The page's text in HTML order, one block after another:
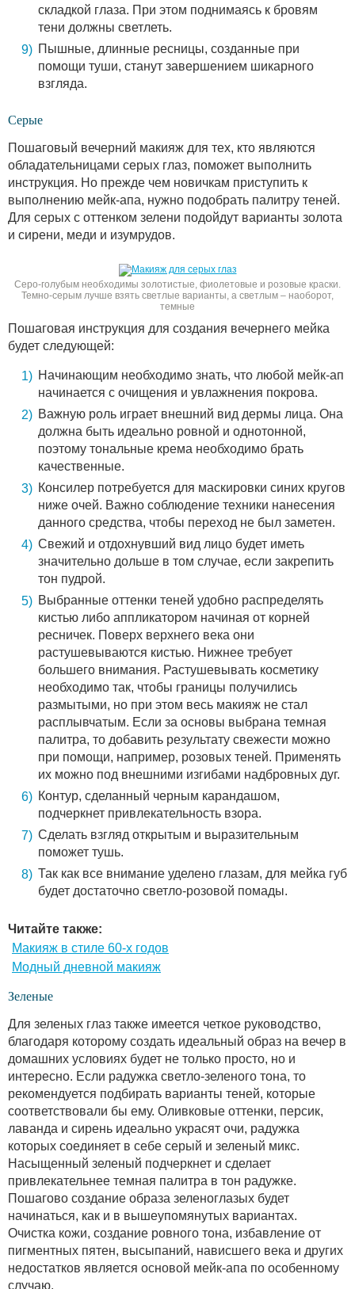
складкой глаза. При этом поднимаясь к бровям
тени должны светлеть.
Пышные, длинные ресницы, созданные при
помощи туши, станут завершением шикарного
взгляда.
Серые
Пошаговый вечерний макияж для тех, кто являются
обладательницами серых глаз, поможет выполнить
инструкция. Но прежде чем новичкам приступить к
выполнению мейк-апа, нужно подобрать палитру теней.
Для серых с оттенком зелени подойдут варианты золота
и сирени, меди и изумрудов.
Серо-голубым необходимы золотистые, фиолетовые и розовые краски.
Темно-серым лучше взять светлые варианты, а светлым – наоборот,
темные
Пошаговая инструкция для создания вечернего мейка
будет следующей:
Начинающим необходимо знать, что любой мейк-ап
начинается с очищения и увлажнения покрова.
Важную роль играет внешний вид дермы лица. Она
должна быть идеально ровной и однотонной,
поэтому тональные крема необходимо брать
качественные.
Консилер потребуется для маскировки синих кругов
ниже очей. Важно соблюдение техники нанесения
данного средства, чтобы переход не был заметен.
Свежий и отдохнувший вид лицо будет иметь
значительно дольше в том случае, если закрепить
тон пудрой.
Выбранные оттенки теней удобно распределять
кистью либо аппликатором начиная от корней
ресничек. Поверх верхнего века они
растушевываются кистью. Нижнее требует
большего внимания. Растушевывать косметику
необходимо так, чтобы границы получились
размытыми, но при этом весь макияж не стал
расплывчатым. Если за основы выбрана темная
палитра, то добавить результату свежести можно
при помощи, например, розовых теней. Применять
их можно под внешними изгибами надбровных дуг.
Контур, сделанный черным карандашом,
подчеркнет привлекательность взора.
Сделать взгляд открытым и выразительным
поможет тушь.
Так как все внимание уделено глазам, для мейка губ
будет достаточно светло-розовой помады.
Читайте также:
Макияж в стиле 60-х годов
Модный дневной макияж
Зеленые
Для зеленых глаз также имеется четкое руководство,
благодаря которому создать идеальный образ на вечер в
домашних условиях будет не только просто, но и
интересно. Если радужка светло-зеленого тона, то
рекомендуется подбирать варианты теней, которые
соответствовали бы ему. Оливковые оттенки, персик,
лаванда и сирень идеально украсят очи, радужка
которых соединяет в себе серый и зеленый микс.
Насыщенный зеленый подчеркнет и сделает
привлекательнее темная палитра в тон радужке.
Пошагово создание образа зеленоглазых будет
начинаться, как и в вышеупомянутых вариантах.
Очистка кожи, создание ровного тона, избавление от
пигментных пятен, высыпаний, нависшего века и других
недостатков является основой мейк-апа по особенному
случаю.